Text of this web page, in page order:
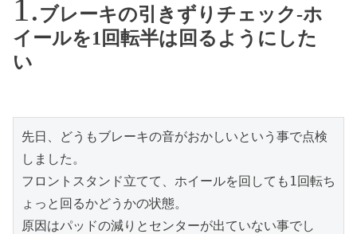
ブレーキの引きずりチェック-ホ
イールを1回転半は回るようにした
い
先日、どうもブレーキの音がおかしいという事で点検
しました。
フロントスタンド立てて、ホイールを回しても1回転ち
ょっと回るかどうかの状態。
原因はパッドの減りとセンターが出ていない事でし